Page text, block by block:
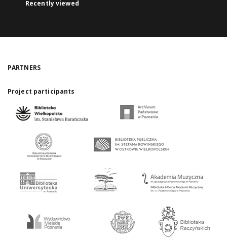
Recently viewed
PARTNERS
Project participants